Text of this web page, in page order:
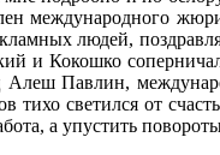
международного
людей,
и Кокошко
Павлин,
тихо светился от
а упустить